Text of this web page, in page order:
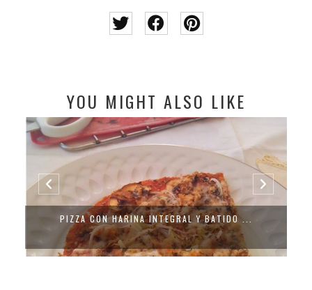
YOU MIGHT ALSO LIKE
PIZZA CON HARINA INTEGRAL Y BATIDO ...